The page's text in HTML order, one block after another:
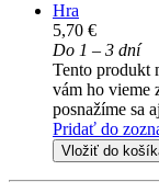
Hra
5,70 €
Do 1 – 3 dní
Tento produkt
vám ho vieme
posnažíme sa
Pridať do
Vložiť do